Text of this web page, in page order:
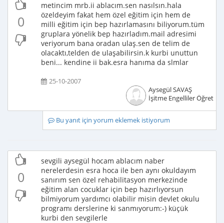
0
metincim mrb.ii ablacım.sen nasılsın.hala
özeldeyim fakat hem özel eğitim için hem de
milli eğitim için bep hazırlamasını biliyorum.tüm
gruplara yönelik bep hazırladım.mail adresimi
veriyorum bana oradan ulaş.sen de telim de
olacaktı,telden de ulaşabilirsin.k kurbi unuttun
beni... kendine ii bak.esra hanıma da slmlar
25-10-2007
Aysegül SAVAŞ
İşitme Engelliler
Bu yanıt için yorum eklemek istiyorum
0
sevgili aysegül hocam ablacım naber
nerelerdesin esra hoca ile ben aynı okuldayım
sanırım sen özel rehabilitasyon merkezinde
eğitim alan cocuklar için bep hazırlıyorsun
bilmiyorum yardımcı olabilir misin devlet okulu
programı derslerine ki sanmıyorum:-) küçük
kurbi den sevgilerle